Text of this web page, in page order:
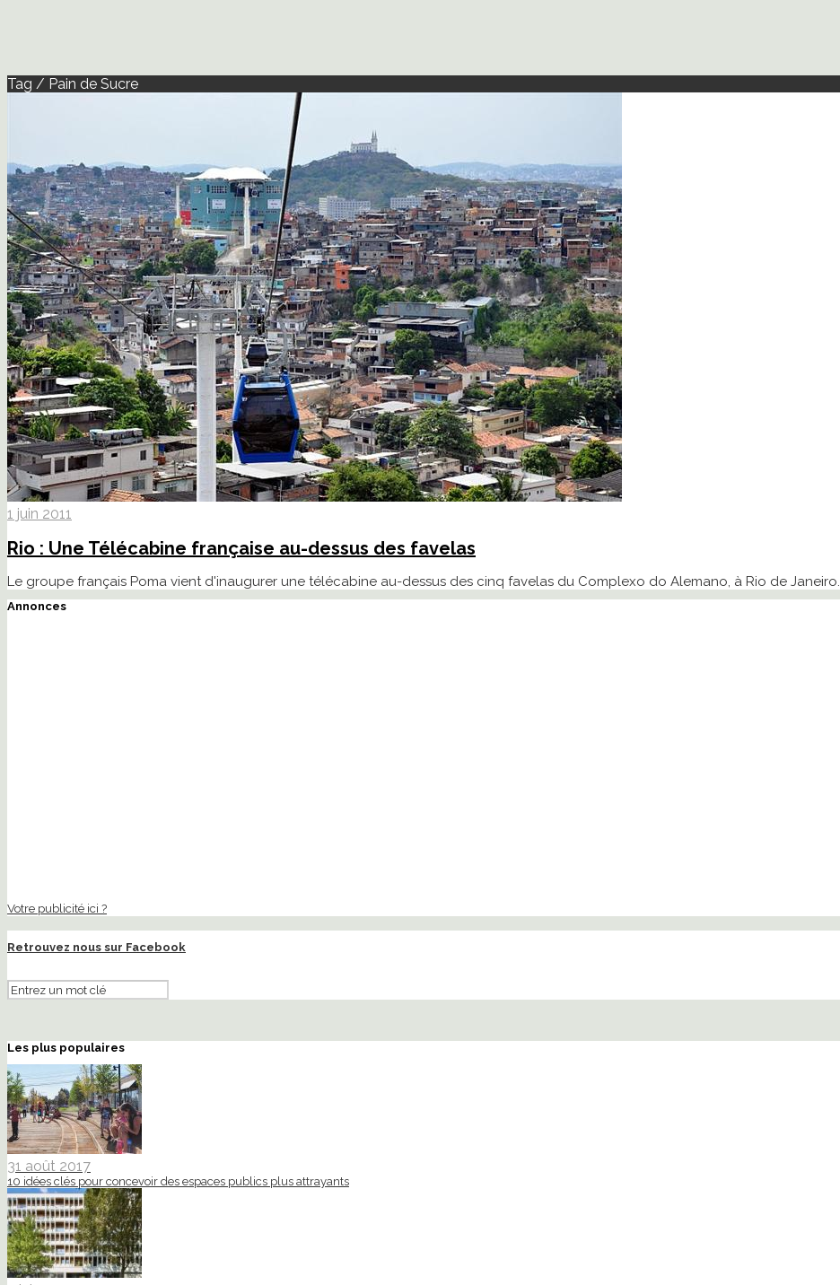
Tag / Pain de Sucre
1 juin 2011
Rio : Une Télécabine française au-dessus des favelas
Le groupe français Poma vient d'inaugurer une télécabine au-dessus des cinq favelas du Complexo do Alemano, à Rio de Janeiro.
Annonces
Votre publicité ici ?
Retrouvez nous sur Facebook
Les plus populaires
31 août 2017
10 idées clés pour concevoir des espaces publics plus attrayants